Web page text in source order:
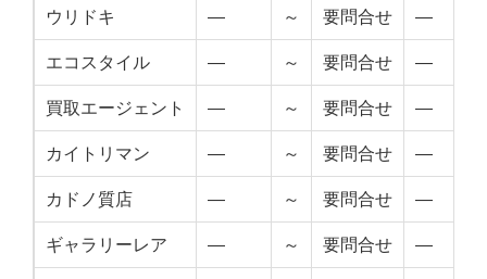
ウリドキ — ～ 要問合せ —
エコスタイル — ～ 要問合せ —
買取エージェント — ～ 要問合せ —
カイトリマン — ～ 要問合せ —
カドノ質店 — ～ 要問合せ —
ギャラリーレア — ～ 要問合せ —